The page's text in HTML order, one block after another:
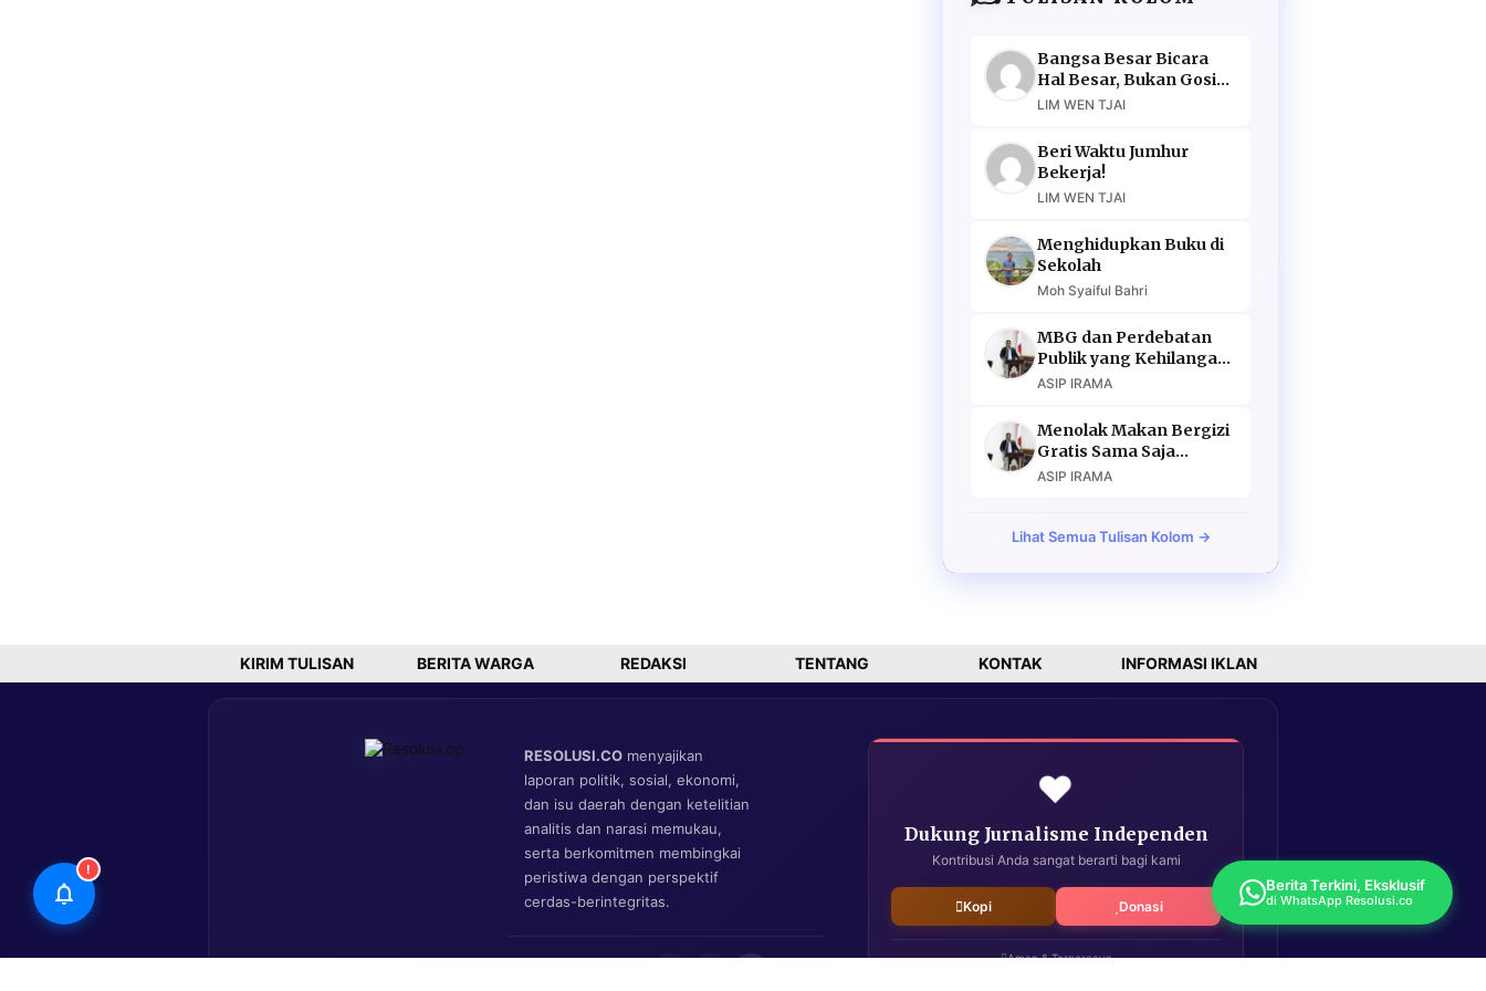
Bangsa Besar Bicara
Hal Besar, Bukan Gosip
Murahan
LIM WEN TJAI
Beri Waktu Jumhur
Bekerja!
LIM WEN TJAI
Menghidupkan Buku di
Sekolah
Moh Syaiful Bahri
MBG dan Perdebatan
Publik yang Kehilangan
Argumen
ASIP IRAMA
Menolak Makan Bergizi
Gratis Sama Saja
Menolak Masa Depan
ASIP IRAMA
Lihat Semua Tulisan Kolom →
KIRIM TULISAN BERITA WARGA REDAKSI TENTANG KONTAK INFORMASI IKLAN
RESOLUSI.CO menyajikan
laporan politik, sosial, ekonomi,
dan isu daerah dengan ketelitian
analitis dan narasi memukau,
serta berkomitmen membingkai
peristiwa dengan perspektif
cerdas-berintegritas.
❤️
Dukung Jurnalisme Independen
Kontribusi Anda sangat berarti bagi kami
Kopi Donasi
Aman & Terpercaya
!
Berita Terkini, Eksklusif
di WhatsApp Resolusi.co